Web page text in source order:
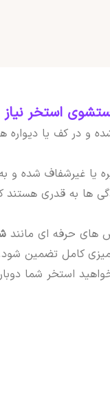
استخر نیاز
و در کف یا دیواره
یا غیرشفاف شده
ها به قدری
های حرفه ای مانند
کامل تضمین شود.
استخر شما